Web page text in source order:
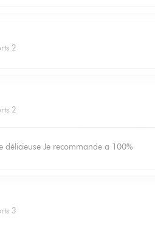
2
2
délicieuse Je recommande a 100%
3